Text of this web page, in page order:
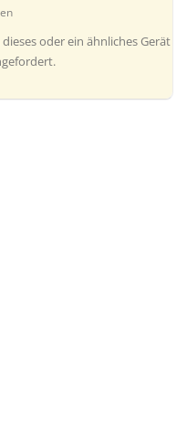
dieses oder ein ähnliches Gerät